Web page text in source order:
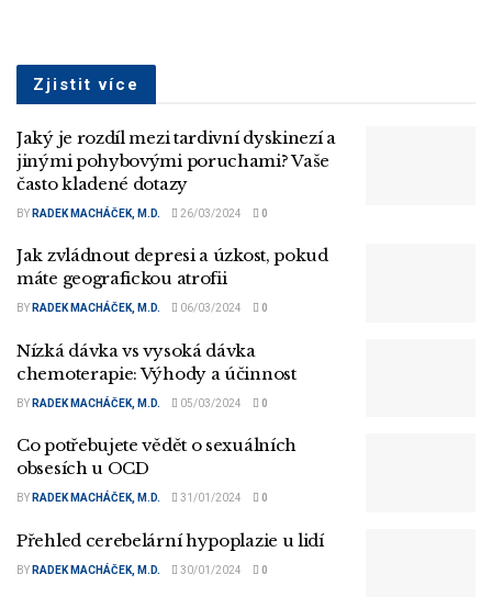
Zjistit více
Jaký je rozdíl mezi tardivní dyskinezí a
jinými pohybovými poruchami? Vaše
často kladené dotazy
BY RADEK MACHÁČEK, M.D. 26/03/2024 0
Jak zvládnout depresi a úzkost, pokud
máte geografickou atrofii
BY RADEK MACHÁČEK, M.D. 06/03/2024 0
Nízká dávka vs vysoká dávka
chemoterapie: Výhody a účinnost
BY RADEK MACHÁČEK, M.D. 05/03/2024 0
Co potřebujete vědět o sexuálních
obsesích u OCD
BY RADEK MACHÁČEK, M.D. 31/01/2024 0
Přehled cerebelární hypoplazie u lidí
BY RADEK MACHÁČEK, M.D. 30/01/2024 0